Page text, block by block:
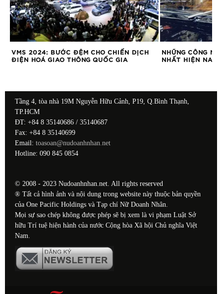
VMS 2024: BƯỚC ĐỆM CHO CHIẾN DỊCH
ĐIỆN HOÁ GIAO THÔNG QUỐC GIA
NHỮNG CÔNG
NHẤT HIỆN NAY
Tầng 4, tòa nhà 19M Nguyễn Hữu Cảnh, P19, Q.Bình Thạnh,
TP.HCM
ĐT: +84 8 35140686 / 35140687
Fax: +84 8 35140699
Email: toasoan@nudoanhnhan.net
Hotline: 090 845 0854
© 2008 - 2023 Nudoanhnhan.net. All rights reserved
® Tất cả hình ảnh và nội dung trong website này thuộc bản quyền
của One Pacific Holdings và Tạp chí Nữ Doanh Nhân.
Mọi sự sao chép không được phép sẽ bị xem là vi phạm Luật Sở
hữu Trí tuệ hiện hành của nước Cộng hòa Xã hội Chủ nghĩa Việt
Nam.